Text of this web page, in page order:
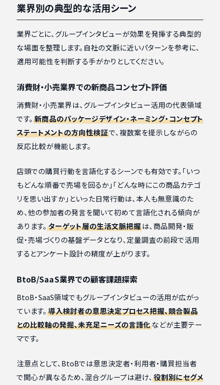
業界別の典型的な活用シーン
業界ごとに、グループインタビューが効果を発揮する典型的
な場面を整理します。自社の文脈に近いパターンを参考に、
適用可能性を判断する手がかりとしてください。
消費財・小売業界での新商品コンセプト評価
消費財・小売業界は、グループインタビュー活用の代表領域
です。 新商品のパッケージデザイン・ネーミング・コンセプト
ステートメントの方向性検証で、複数案を提示しながらの
反応比較が機能します。
店頭での購買行動を言語化するシーンでも有効です。「いつ
もどんな順番で売場を回るか」「どんな時にこの商品カテゴ
リを思い出すか」といった日常行動は、本人も無意識のた
め、他の参加者の発言を聞いて初めて言語化される傾向が
あります。 ターゲット層の生活文脈把握は、商品開発・販
促・売場づくりの基盤データとなり、定量調査の前段で活用
するとアンケート設計の精度が上がります。
BtoB/SaaS業界での顧客課題探索
BtoB・SaaS領域でもグループインタビューの活用が広がっ
ています。 導入検討者の意思決定プロセス把握、競合製品
との比較軸の発掘、未充足ニーズの言語化などが主要テー
マです。
注意点として、BtoBでは意思決定者・利用者・購買担当者
で関心が異なるため、混合グループは避け、 役割別にセグメ